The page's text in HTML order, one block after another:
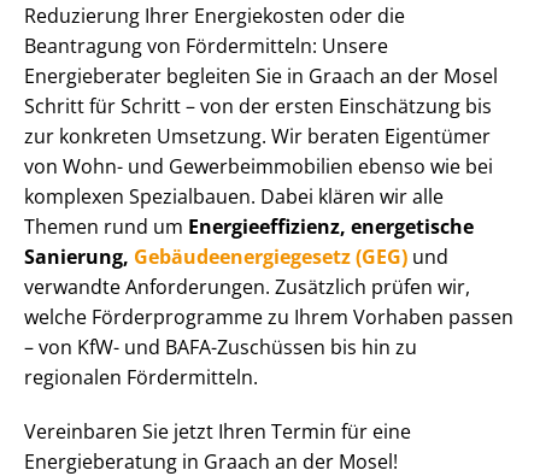
Reduzierung Ihrer Energiekosten oder die
Beantragung von Fördermitteln: Unsere
Energieberater begleiten Sie in Graach an der Mosel
Schritt für Schritt – von der ersten Einschätzung bis
zur konkreten Umsetzung. Wir beraten Eigentümer
von Wohn- und Ge­wer­be­im­mo­bi­li­en ebenso wie bei
komplexen Spezialbauen. Dabei klären wir alle
Themen rund um En­er­gie­ef­fi­zi­enz, energetische
Sanierung, Ge­bäu­de­en­er­gie­ge­setz (GEG) und
verwandte Anforderungen. Zusätzlich prüfen wir,
welche Förderprogramme zu Ihrem Vorhaben passen
– von KfW- und BAFA-Zuschüssen bis hin zu
regionalen Fördermitteln.
Vereinbaren Sie jetzt Ihren Termin für eine
Energieberatung in Graach an der Mosel!